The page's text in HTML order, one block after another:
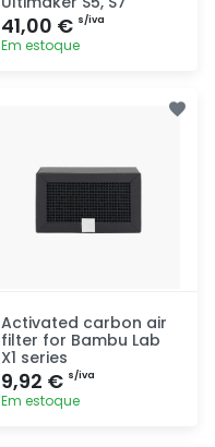
41,00 € s/iva
Em estoque
Activated carbon air
filter for Bambu Lab
X1 series
9,92 € s/iva
Em estoque